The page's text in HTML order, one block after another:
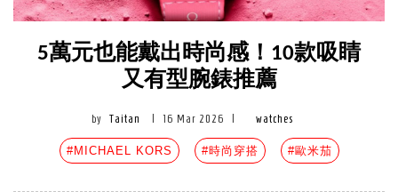
5萬元也能戴出時尚感！10款吸睛
又有型腕錶推薦
by Taitan 16 Mar 2026 watches
#MICHAEL KORS #時尚穿搭 #歐米茄